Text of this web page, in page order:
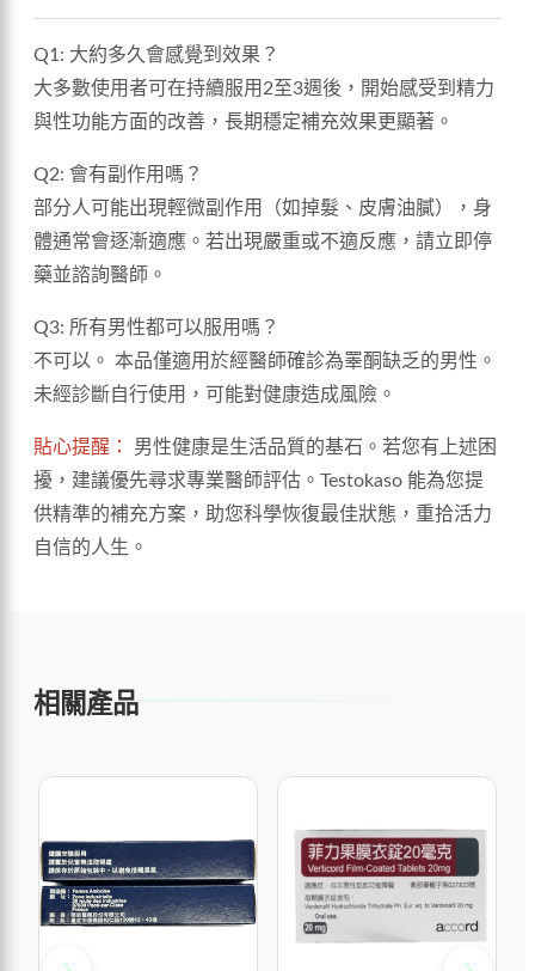
Q1: 大約多久會感覺到效果？
大多數使用者可在持續服用2至3週後，開始感受到精力
與性功能方面的改善，長期穩定補充效果更顯著。
Q2: 會有副作用嗎？
部分人可能出現輕微副作用（如掉髮、皮膚油膩），身
體通常會逐漸適應。若出現嚴重或不適反應，請立即停
藥並諮詢醫師。
Q3: 所有男性都可以服用嗎？
不可以。 本品僅適用於經醫師確診為睪酮缺乏的男性。
未經診斷自行使用，可能對健康造成風險。
貼心提醒：
男性健康是生活品質的基石。若您有上述困
擾，建議優先尋求專業醫師評估。Testokaso 能為您提
供精準的補充方案，助您科學恢復最佳狀態，重拾活力
自信的人生。
相關產品